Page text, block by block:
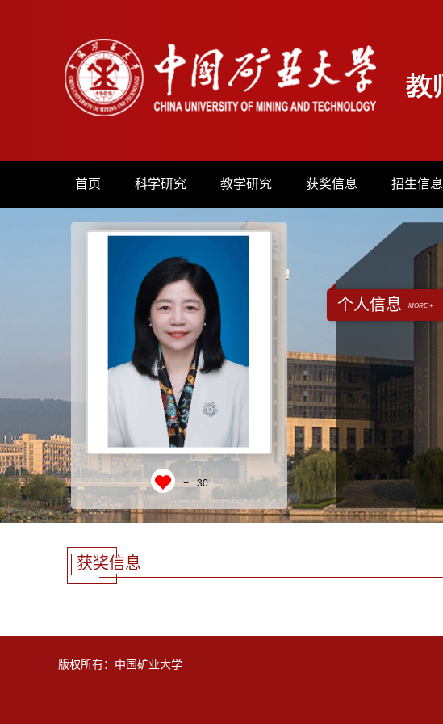
首页 科学研究 教学研究 获奖信息 招生信息
+ 30
个人信息 MORE +
获奖信息
版权所有：中国矿业大学